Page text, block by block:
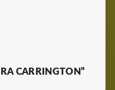
CARRINGTON”